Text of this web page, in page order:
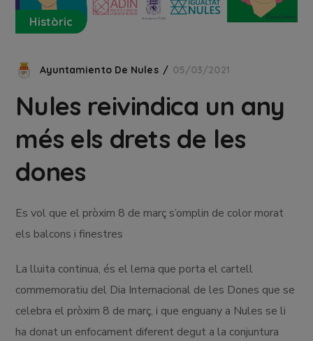
Històric
Ayuntamiento De Nules 05/03/2021
Nules reivindica un any
més els drets de les
dones
Es vol que el pròxim 8 de març s’omplin de color morat
els balcons i finestres
La lluita continua, és el lema que porta el cartell
commemoratiu del Dia Internacional de les Dones que se
celebra el pròxim 8 de març, i que enguany a Nules se li
ha donat un enfocament diferent degut a la conjuntura